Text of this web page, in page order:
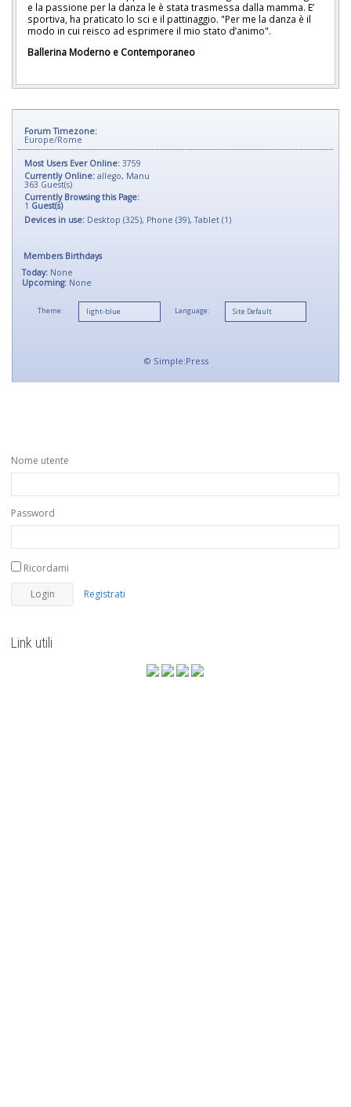
e la passione per la danza le è stata trasmessa dalla mamma. E’
sportiva, ha praticato lo sci e il pattinaggio. "Per me la danza è il
modo in cui reisco ad esprimere il mio stato d’animo".
Ballerina Moderno e Contemporaneo
Forum Timezone:
Europe/Rome
Most Users Ever Online: 3759
Currently Online: allego, Manu
363 Guest(s)
Currently Browsing this Page:
1 Guest(s)
Devices in use: Desktop (325), Phone (39), Tablet (1)
Members Birthdays
Today: None
Upcoming: None
Theme: Language:
© Simple:Press
Nome utente
Password
Ricordami
Registrati
Link utili